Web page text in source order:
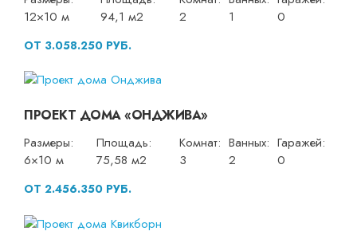
12×10 м
94,1 м2
2
1
0
ОТ 3.058.250 РУБ.
ПРОЕКТ ДОМА «ОНДЖИВА»
Размеры:
6×10 м
Площадь:
75,58 м2
Комнат:
3
Ванных:
2
Гаражей:
0
ОТ 2.456.350 РУБ.